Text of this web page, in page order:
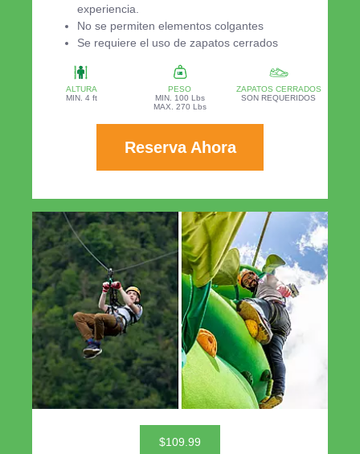
experiencia.
No se permiten elementos colgantes
Se requiere el uso de zapatos cerrados
ALTURA
MIN. 4 ft
PESO
MIN. 100 Lbs
MAX. 270 Lbs
ZAPATOS CERRADOS
SON REQUERIDOS
Reserva Ahora
$109.99